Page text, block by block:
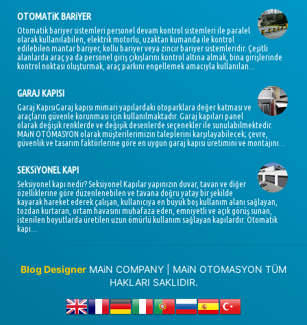
OTOMATiK BARiYER
Otomatik bariyer sistemleri personel devam kontrol sistemleri ile paralel
olarak kullanılabilen, elektrik motorlu, uzaktan kumanda ile kontrol
edilebilen mantar bariyer, kollu bariyer veya zincir bariyer sistemleridir. Çeşitli
alanlarda araç ya da personel giriş çıkışlarını kontrol altına almak, bina girişlerinde
kontrol noktası oluşturmak, araç parkını engellemek amacıyla kullanılan...
GARAJ KAPISI
Garaj KapısıGaraj kapısı mimari yapılardaki otoparklara değer katması ve
araçların güvenle korunması için kullanılmaktadır. Garaj kapıları panel
olarak değişik renklerde ve değişik desenlerde seçenekler ile sunulabilmektedir.
MAiN OTOMASYON olarak müşterilerimizin taleplerini karşılayabilecek; çevre,
güvenlik ve tasarım faktörlerine göre en uygun garaj kapısı üretimini ve montajını...
SEKSiYONEL KAPI
Seksiyonel kapı nedir? Seksiyonel Kapılar yapınızın duvar, tavan ve diğer
özelliklerine göre düzenlenebilen ve tavana doğru yatay bir şekilde
kayarak hareket ederek çalışan, kullanıcıya en büyük boş kullanım alanı sağlayan,
tozdan kurtaran, ortam havasını muhafaza eden, emniyetli ve açık görüş sunan,
istenilen boyutlarda üretilen uzun ömürlü kullanım sağlayan kapılardır. Otomatik
kapı...
Blog Designer MAiN COMPANY | MAiN OTOMASYON TÜM
HAKLARI SAKLIDIR.